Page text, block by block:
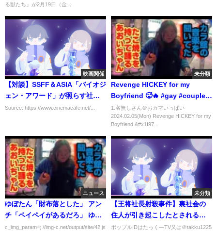
る獣たち』が2月19日（金...
映画関係
【対談】SSFF＆ASIA「バイオジ
ェン・アワード」が照らす社会
の可能性、別所哲也×アジェイ・
Source: https://www.cinemacafe.net/...
未分類
Revenge HICKEY for my
Boyfriend 🥵🔥 #gay #couple
#bl
1:名無しさん＠おカマいっぱい
2024.02.05(Mon) Revenge HICKEY for my
Boyfriend &#x1f97...
ニュース
ゆぼたん「財布落とした」 アン
チ「ペイペイがあるだろ」 ゆん
ぼた「スマホ壊れた」
c_img_param=; //img-c.net/output/site/42.js
未分類
【王将社長射殺事件】裏社会の
住人が引き起こしたとされる未
解決事件
ポップルIDはたっく―TV又は＠takku1225